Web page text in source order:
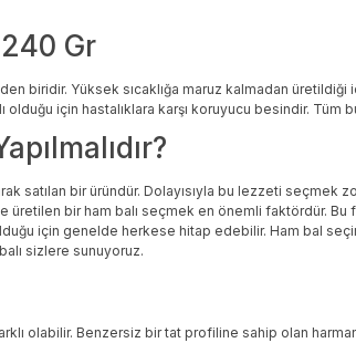
Gr
biridir. Yüksek sıcaklığa maruz kalmadan
olduğu için hastalıklara karşı koruyucu besindir.
satılan bir üründür. Dolayısıyla bu lezzeti
bir ham balı seçmek en önemli faktördür. Bu
için genelde herkese hitap edebilir. Ham bal
sizlere sunuyoruz.
olabilir. Benzersiz bir tat profiline sahip olan